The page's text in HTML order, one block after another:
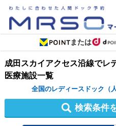
または
成田スカイアクセス沿線でレ
医療施設一覧
全国のレディースドック（
検索条件